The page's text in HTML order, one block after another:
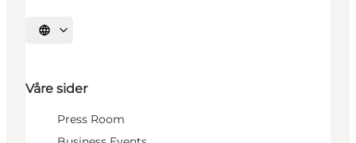
Velg språk
Våre sider
Press Room